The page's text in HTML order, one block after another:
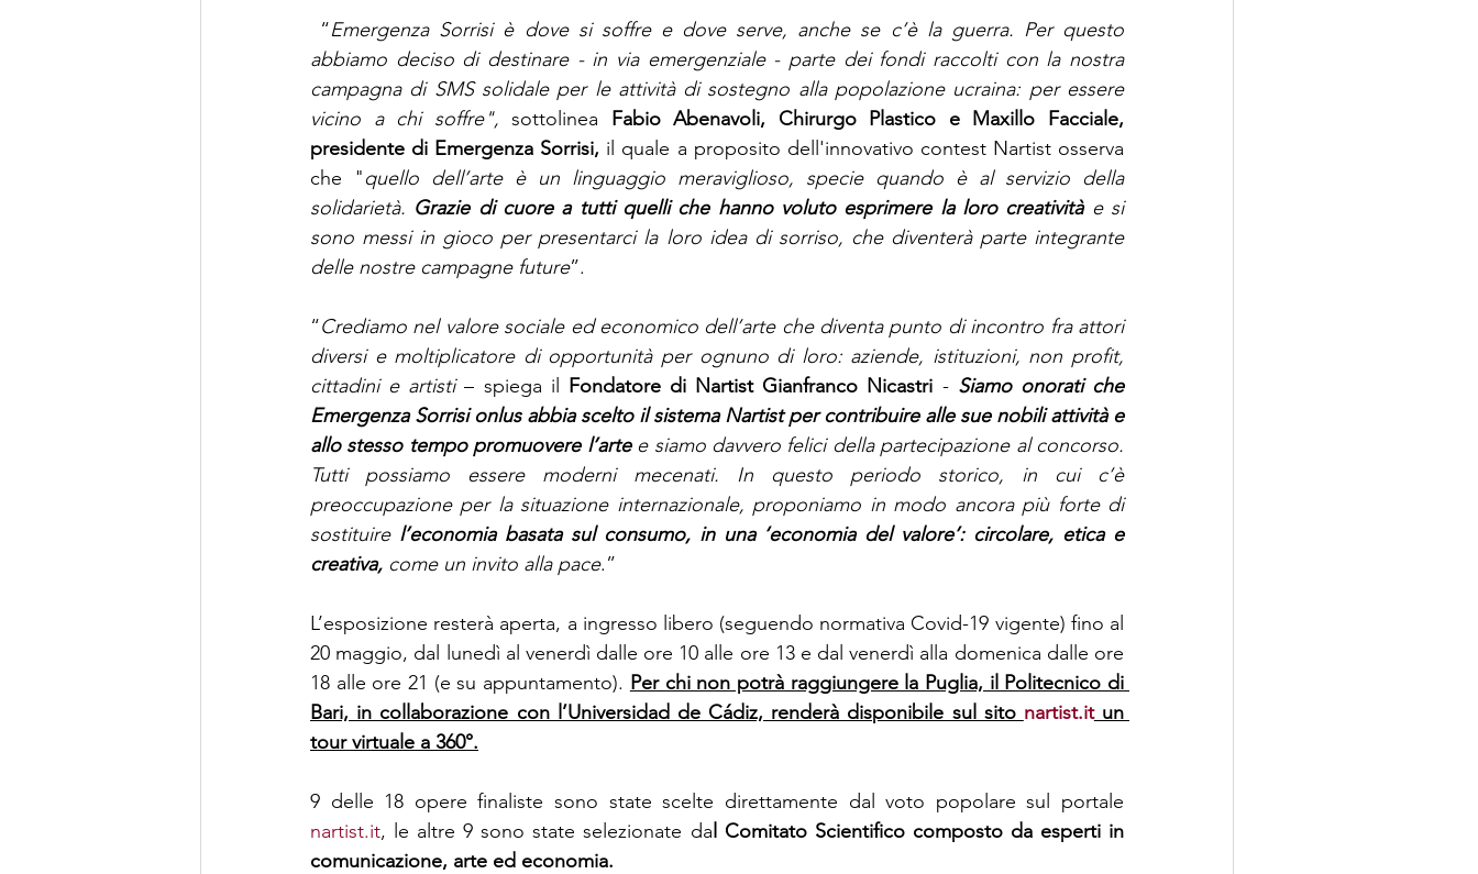
“Emergenza Sorrisi è dove si soffre e dove serve, anche se c’è la guerra. Per questo
abbiamo deciso di destinare - in via emergenziale - parte dei fondi raccolti con la nostra
campagna di SMS solidale per le attività di sostegno alla popolazione ucraina: per essere
vicino a chi soffre", sottolinea
Fabio Abenavoli, Chirurgo Plastico e Maxillo Facciale,
presidente di Emergenza Sorrisi, il quale a proposito dell'innovativo contest Nartist osserva
che "quello dell’arte è un linguaggio meraviglioso, specie quando è al servizio della
solidarietà. Grazie di cuore a tutti quelli che hanno voluto esprimere la loro creatività e si
sono messi in gioco per presentarci la loro idea di sorriso, che diventerà parte integrante
delle nostre campagne future”.
“Crediamo nel valore sociale ed economico dell’arte che diventa punto di incontro fra attori
diversi e moltiplicatore di opportunità per ognuno di loro: aziende, istituzioni, non profit,
cittadini e artisti – spiega il Fondatore di Nartist Gianfranco Nicastri - Siamo onorati che
Emergenza Sorrisi onlus abbia scelto il sistema Nartist per contribuire alle sue nobili attività e
allo stesso tempo promuovere l’arte e siamo davvero felici della partecipazione al concorso.
Tutti possiamo essere moderni mecenati.
In questo periodo storico, in cui c’è
preoccupazione per la situazione internazionale, proponiamo in modo ancora più forte di
sostituire l’economia basata sul consumo, in una ‘economia del valore’: circolare, etica e
creativa, come un invito alla pace.”
L’esposizione resterà aperta, a ingresso libero (seguendo normativa Covid-19 vigente) fino al
20 maggio, dal lunedì al venerdì dalle ore 10 alle ore 13 e dal venerdì alla domenica dalle ore
18 alle ore 21 (e su appuntamento). Per chi non potrà raggiungere la Puglia, il Politecnico di
Bari, in collaborazione con l’Universidad de Cádiz, renderà disponibile sul sito nartist.it un
tour virtuale a 360°.
nartist.it, le altre 9 sono state selezionate da l Comitato Scientifico composto da esperti in
comunicazione, arte ed economia.